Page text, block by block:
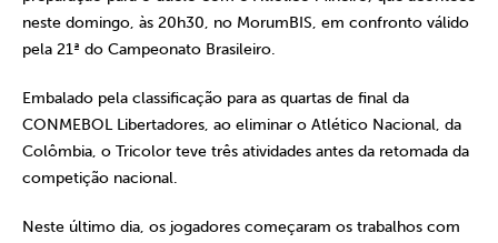
neste domingo, às 20h30, no MorumBIS, em confronto válido
pela 21ª do Campeonato Brasileiro.
Embalado pela classificação para as quartas de final da
CONMEBOL Libertadores, ao eliminar o Atlético Nacional, da
Colômbia, o Tricolor teve três atividades antes da retomada da
competição nacional.
Neste último dia, os jogadores começaram os trabalhos com